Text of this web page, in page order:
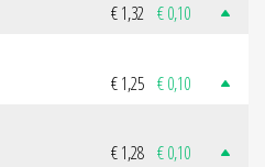
€ 1,32 € 0,10
€ 1,25 € 0,10
€ 1,28 € 0,10